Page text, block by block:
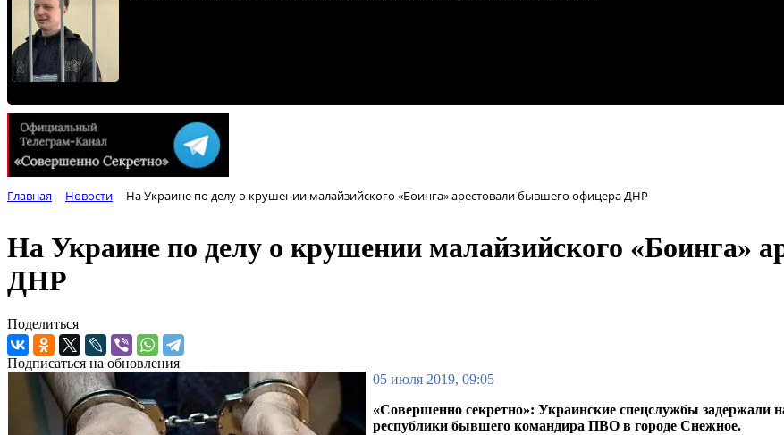
Главная Новости На Украине по делу о крушении малайзийского «Боинга» арестовали бывшего офицера ДНР
На Украине по делу о крушении малайзийского «Боинга»
ДНР
Поделиться
Подписаться на обновления
05 июля 2019, 09:05
«Совершенно секретно»: Украинские спецслужбы задержали
республики бывшего командира ПВО в городе Снежное.